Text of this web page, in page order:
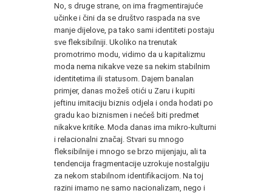
No, s druge strane, on ima fragmentirajuće
učinke i čini da se društvo raspada na sve
manje dijelove, pa tako sami identiteti postaju
sve fleksibilniji. Ukoliko na trenutak
promotrimo modu, vidimo da u kapitalizmu
moda nema nikakve veze sa nekim stabilnim
identitetima ili statusom. Dajem banalan
primjer, danas možeš otići u Zaru i kupiti
jeftinu imitaciju biznis odjela i onda hodati po
gradu kao biznismen i nećeš biti predmet
nikakve kritike. Moda danas ima mikro-kulturni
i relacionalni značaj. Stvari su mnogo
fleksibilnije i mnogo se brzo mijenjaju, ali ta
tendencija fragmentacije uzrokuje nostalgiju
za nekom stabilnom identifikacijom. Na toj
razini imamo ne samo nacionalizam, nego i